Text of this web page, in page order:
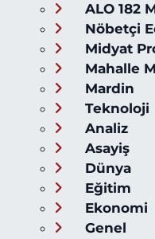
ALO 182
Nöbetçi
Midyat
Mahalle
Mardin
Teknoloji
Analiz
Asayiş
Dünya
Eğitim
Ekonomi
Genel